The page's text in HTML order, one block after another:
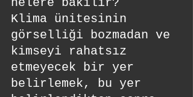
Klima ünitesinin
görselliği bozmadan ve
kimseyi rahatsız
etmeyecek bir yer
belirlemek, bu yer